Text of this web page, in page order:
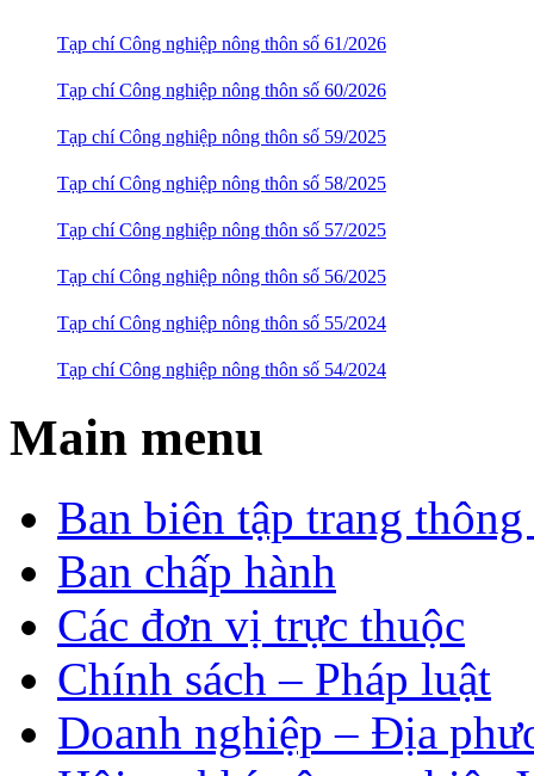
Tạp chí Công nghiệp nông thôn số 61/2026
Tạp chí Công nghiệp nông thôn số 60/2026
Tạp chí Công nghiệp nông thôn số 59/2025
Tạp chí Công nghiệp nông thôn số 58/2025
Tạp chí Công nghiệp nông thôn số 57/2025
Tạp chí Công nghiệp nông thôn số 56/2025
Tạp chí Công nghiệp nông thôn số 55/2024
Tạp chí Công nghiệp nông thôn số 54/2024
Main menu
Ban biên tập trang
Ban chấp hành
Các đơn vị trực thuộc
Chính sách – Pháp luật
Doanh nghiệp – Địa